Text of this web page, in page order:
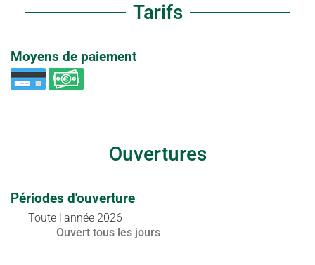
Tarifs
Moyens de paiement
Ouvertures
Périodes d'ouverture
Toute l'année 2026
Ouvert tous les jours